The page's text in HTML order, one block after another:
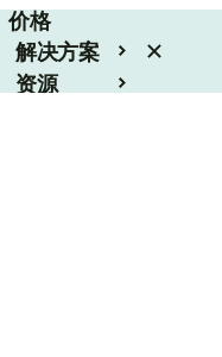
价格
解决方案
资源